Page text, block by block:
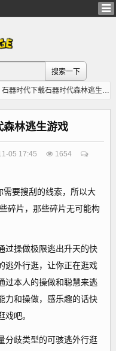
石器时代下载石器时代森林逃生游戏
森林逃生游戏
05 17:45
1654
要搜刮的线索，所以大
碎片，那些碎片无可能构
操做极限逃出升天的快
逃外行逛，让你正在逛戏
过本人的操做和聪慧来逃
力和操做，感乐趣的话快
吧。
歧类型的可骇逃外行逛